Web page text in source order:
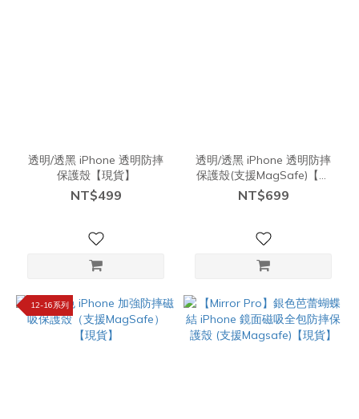
透明/透黑 iPhone 透明防摔
保護殼【現貨】
NT$499
透明/透黑 iPhone 透明防摔
保護殼(支援MagSafe)【現
貨】
NT$699
12-16系列